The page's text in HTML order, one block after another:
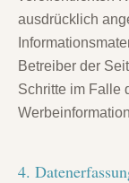
ausdrücklich
Betreiber der
Schritte im Falle
4.